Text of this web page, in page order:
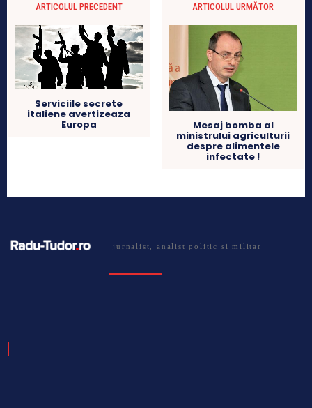
ARTICOLUL PRECEDENT
Serviciile secrete
italiene avertizeaza
Europa
ARTICOLUL URMĂTOR
Mesaj bomba al
ministrului agriculturii
despre alimentele
infectate !
jurnalist, analist politic si militar